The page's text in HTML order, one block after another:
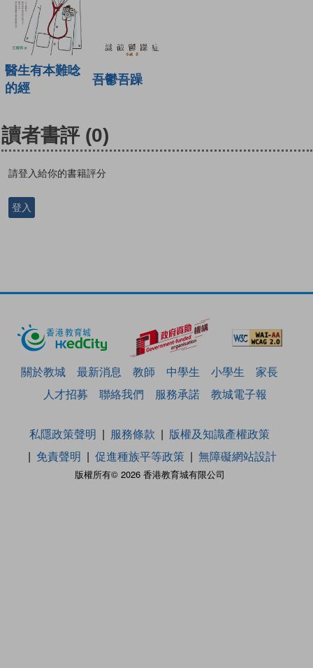
醫生有本難唸
的經
吾鬱吾躁
讀者書評 (0)
請登入給你的書籍評分
登入
關於教城 最新消息 教師 中學生 小學生
家長
人才招募
聯絡我們 服務承諾 教城電子報
版權所有© 2026 香港教育城有限公司
私隱政策聲明 服務條款
版權及知識產權政策
免責聲明
促進種族平等政策 無障礙網站設計